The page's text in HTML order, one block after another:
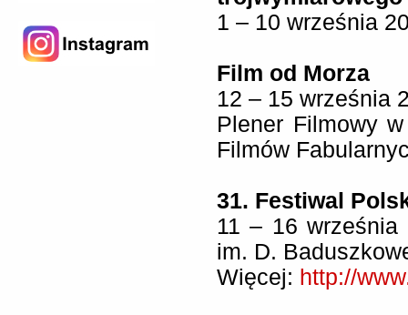
1 – 10 września
Film od Morza
12 – 15 września
Plener Filmowy
Filmów
31. Festiwal
11 – 16 września
im. D.
Więcej: http://